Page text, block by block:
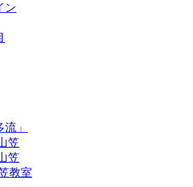
ン
」
笠
笠
教室